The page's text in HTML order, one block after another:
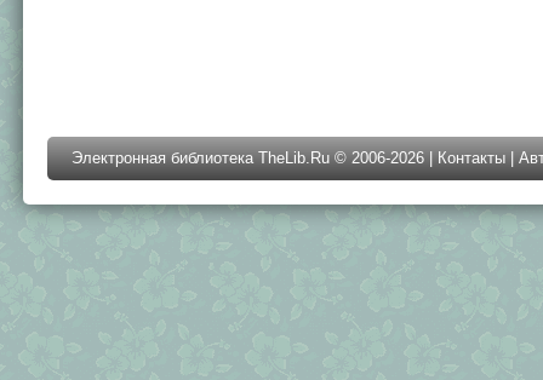
Электронная библиотека TheLib.Ru © 2006-2026 | Контакты |